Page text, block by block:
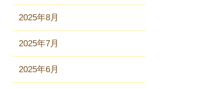
2025年8月
2025年7月
2025年6月